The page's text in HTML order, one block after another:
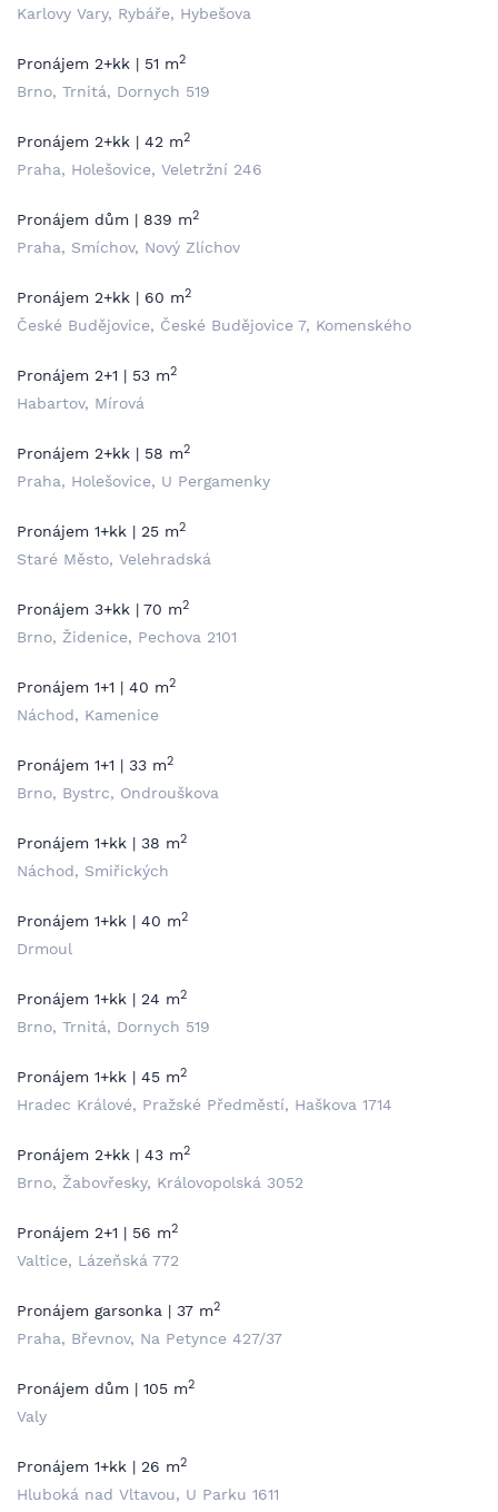
Karlovy Vary, Rybáře, Hybešova
Pronájem 2+kk | 51 m2
Brno, Trnitá, Dornych 519
Pronájem 2+kk | 42 m2
Praha, Holešovice, Veletržní 246
Pronájem dům | 839 m2
Praha, Smíchov, Nový Zlíchov
Pronájem 2+kk | 60 m2
České Budějovice, České Budějovice 7, Komenského
Pronájem 2+1 | 53 m2
Habartov, Mírová
Pronájem 2+kk | 58 m2
Praha, Holešovice, U Pergamenky
Pronájem 1+kk | 25 m2
Staré Město, Velehradská
Pronájem 3+kk | 70 m2
Brno, Židenice, Pechova 2101
Pronájem 1+1 | 40 m2
Náchod, Kamenice
Pronájem 1+1 | 33 m2
Brno, Bystrc, Ondrouškova
Pronájem 1+kk | 38 m2
Náchod, Smiřických
Pronájem 1+kk | 40 m2
Drmoul
Pronájem 1+kk | 24 m2
Brno, Trnitá, Dornych 519
Pronájem 1+kk | 45 m2
Hradec Králové, Pražské Předměstí, Haškova 1714
Pronájem 2+kk | 43 m2
Brno, Žabovřesky, Královopolská 3052
Pronájem 2+1 | 56 m2
Valtice, Lázeňská 772
Pronájem garsonka | 37 m2
Praha, Břevnov, Na Petynce 427/37
Pronájem dům | 105 m2
Valy
Pronájem 1+kk | 26 m2
Hluboká nad Vltavou, U Parku 1611